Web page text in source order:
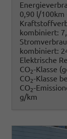
0,90 l/100km
kombiniert:
kombiniert:
Elektrische
CO2-Klasse
CO2-Klasse
CO2-
g/km